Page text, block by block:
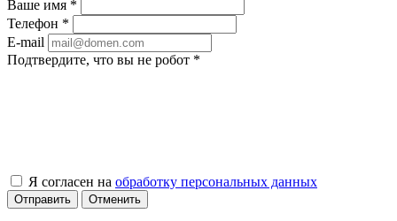
Ваше имя *
Телефон *
E-mail
Подтвердите, что вы не робот *
Я согласен на обработку персональных данных
Отправить Отменить